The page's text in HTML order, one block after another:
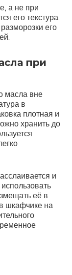
а не при
его текстура.
его
при
масла вне
в
плотная и
хранить до
и
её в
шкафчике на